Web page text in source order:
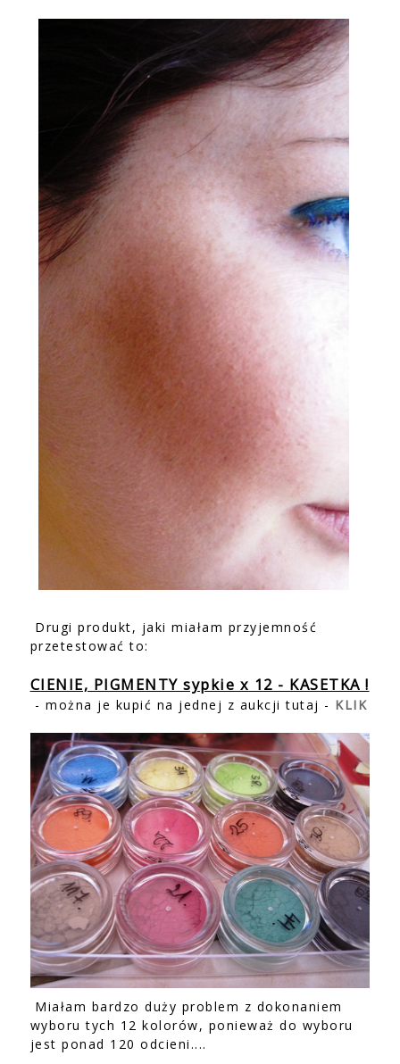
Drugi produkt, jaki miałam przyjemność
przetestować to:
CIENIE, PIGMENTY sypkie x 12 - KASETKA !
- można je kupić na jednej z aukcji tutaj - KLIK
Miałam bardzo duży problem z dokonaniem
wyboru tych 12 kolorów, ponieważ do wyboru
jest ponad 120 odcieni....